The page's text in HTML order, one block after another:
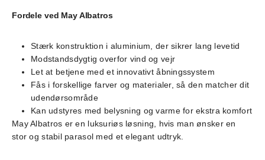
Fordele ved May Albatros
Stærk konstruktion i aluminium, der sikrer lang levetid
Modstandsdygtig overfor vind og vejr
Let at betjene med et innovativt åbningssystem
Fås i forskellige farver og materialer, så den matcher dit
udendørsområde
Kan udstyres med belysning og varme for ekstra komfort
May Albatros er en luksuriøs løsning, hvis man ønsker en
stor og stabil parasol med et elegant udtryk.